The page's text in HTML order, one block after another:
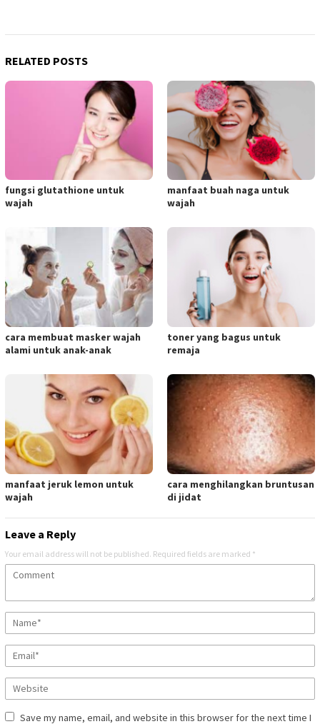
RELATED POSTS
fungsi glutathione untuk
wajah
manfaat buah naga untuk
wajah
cara membuat masker wajah
alami untuk anak-anak
toner yang bagus untuk
remaja
manfaat jeruk lemon untuk
wajah
cara menghilangkan bruntusan
di jidat
Leave a Reply
Your email address will not be published. Required fields are marked *
Save my name, email, and website in this browser for the next time I